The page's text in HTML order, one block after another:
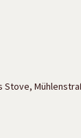
Stove,